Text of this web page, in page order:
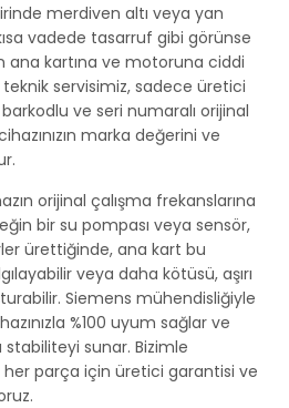
merdiven altı veya yan
vadede tasarruf gibi görünse
ana kartına ve motoruna ciddi
servisimiz, sadece üretici
ve seri numaralı orijinal
marka değerini ve
orijinal çalışma frekanslarına
bir su pompası veya sensör,
ürettiğinde, ana kart bu
veya daha kötüsü, aşırı
Siemens mühendisliğiyle
%100 uyum sağlar ve
stabiliteyi sunar. Bizimle
her parça için üretici garantisi ve